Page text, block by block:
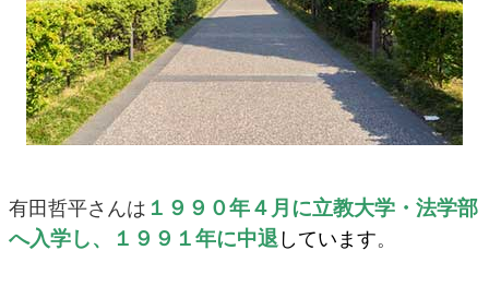
有田哲平さんは １９９０年４月に立教大学・法学部
へ入学し、１９９１年に中退 しています。